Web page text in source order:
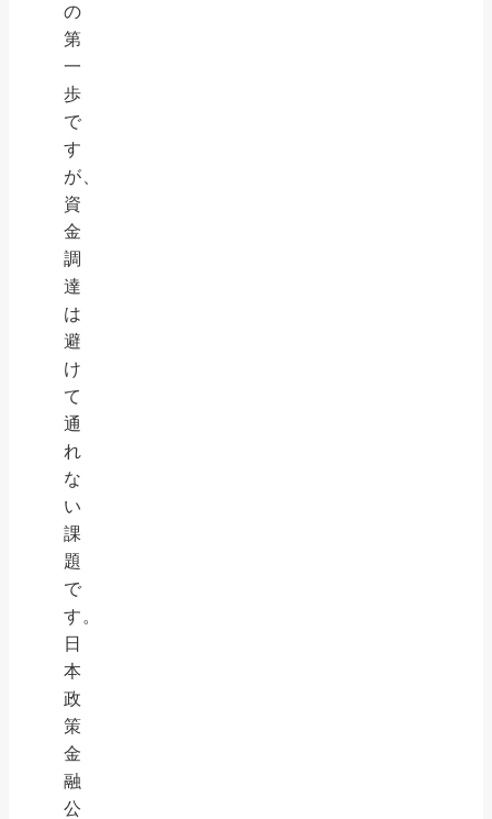
の
第
一
歩
で
す
が、
資
金
調
達
は
避
け
て
通
れ
な
い
課
題
で
す。
日
本
政
策
金
融
公